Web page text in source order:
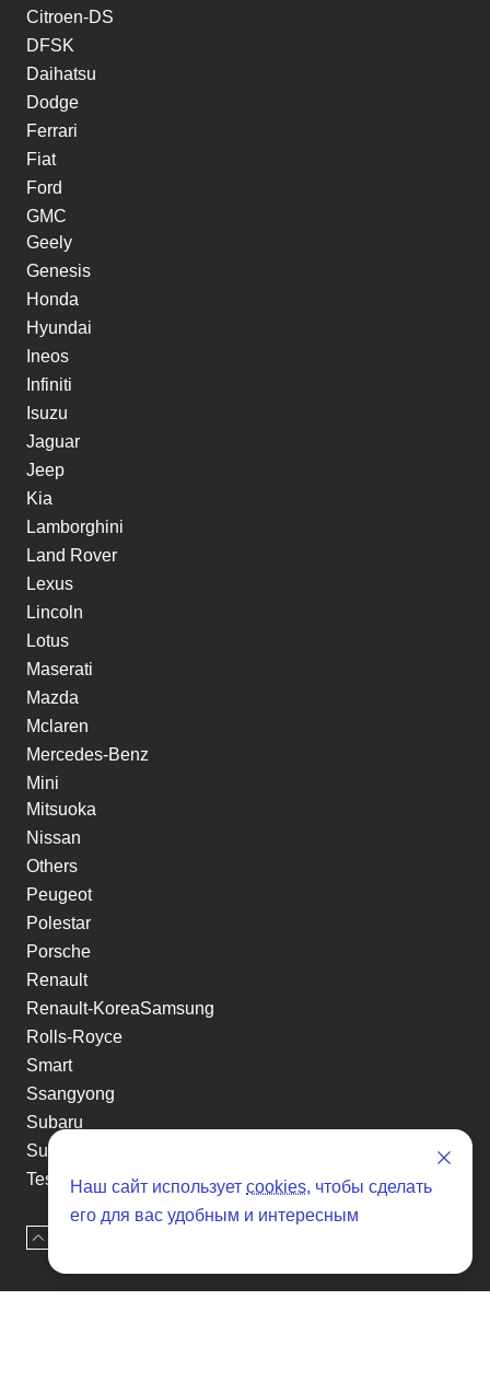
Citroen-DS
DFSK
Daihatsu
Dodge
Ferrari
Fiat
Ford
GMC
Geely
Genesis
Honda
Hyundai
Ineos
Infiniti
Isuzu
Jaguar
Jeep
Kia
Lamborghini
Land Rover
Lexus
Lincoln
Lotus
Maserati
Mazda
Mclaren
Mercedes-Benz
Mini
Mitsuoka
Nissan
Others
Peugeot
Polestar
Porsche
Renault
Renault-KoreaSamsung
Rolls-Royce
Smart
Ssangyong
Subaru
Suzuki
Tesla
Toyota
Volkswagen
Volvo
Xin yuan
Наш сайт использует cookies, чтобы сделать
его для вас удобным и интересным